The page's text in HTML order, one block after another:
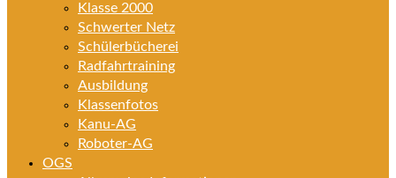
Klasse 2000
Schwerter Netz
Schülerbücherei
Radfahrtraining
Ausbildung
Klassenfotos
Kanu-AG
Roboter-AG
OGS